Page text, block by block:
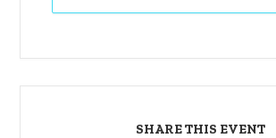
SHARE THIS EVENT